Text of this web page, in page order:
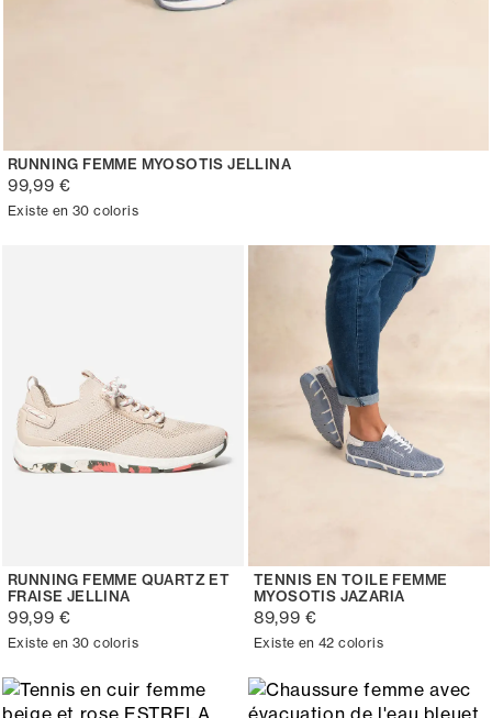
RUNNING FEMME MYOSOTIS JELLINA
99,99 €
Existe en 30 coloris
RUNNING FEMME QUARTZ ET
FRAISE JELLINA
99,99 €
Existe en 30 coloris
TENNIS EN TOILE FEMME
MYOSOTIS JAZARIA
89,99 €
Existe en 42 coloris